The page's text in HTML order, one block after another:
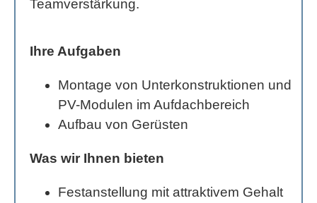
Teamverstärkung.
Ihre Aufgaben
Montage von Unterkonstruktionen und
PV-Modulen im Aufdachbereich
Aufbau von Gerüsten
Was wir Ihnen bieten
Festanstellung mit attraktivem Gehalt